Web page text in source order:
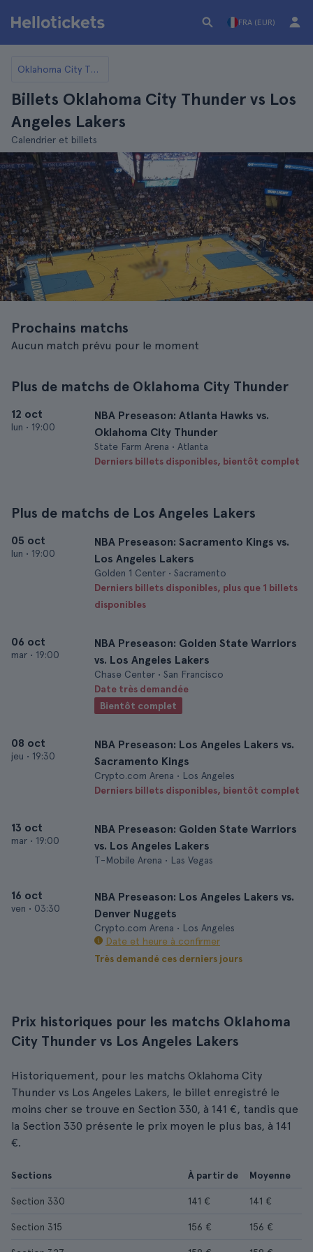
FRA (EUR)
Oklahoma City Thunder
Billets Oklahoma City Thunder vs Los
Angeles Lakers
Calendrier et billets
Prochains matchs
Aucun match prévu pour le moment
Plus de matchs de Oklahoma City Thunder
12 oct
lun • 19:00
NBA Preseason: Atlanta Hawks vs.
Oklahoma City Thunder
State Farm Arena • Atlanta
Derniers billets disponibles, bientôt complet
Plus de matchs de Los Angeles Lakers
05 oct
lun • 19:00
NBA Preseason: Sacramento Kings vs.
Los Angeles Lakers
Golden 1 Center • Sacramento
Derniers billets disponibles, plus que 1 billets
disponibles
06 oct
mar • 19:00
NBA Preseason: Golden State Warriors
vs. Los Angeles Lakers
Chase Center • San Francisco
Date très demandée
Bientôt complet
08 oct
jeu • 19:30
NBA Preseason: Los Angeles Lakers vs.
Sacramento Kings
Crypto.com Arena • Los Angeles
Derniers billets disponibles, bientôt complet
13 oct
mar • 19:00
NBA Preseason: Golden State Warriors
vs. Los Angeles Lakers
T-Mobile Arena • Las Vegas
16 oct
ven • 03:30
NBA Preseason: Los Angeles Lakers vs.
Denver Nuggets
Crypto.com Arena • Los Angeles
Date et heure à confirmer
Très demandé ces derniers jours
Prix historiques pour les matchs Oklahoma
City Thunder vs Los Angeles Lakers
Historiquement, pour les matchs Oklahoma City
Thunder vs Los Angeles Lakers, le billet enregistré le
moins cher se trouve en Section 330, à 141 €, tandis que
la Section 330 présente le prix moyen le plus bas, à 141
€.
Sections À partir de Moyenne
Section 330 141 € 141 €
Section 315 156 € 156 €